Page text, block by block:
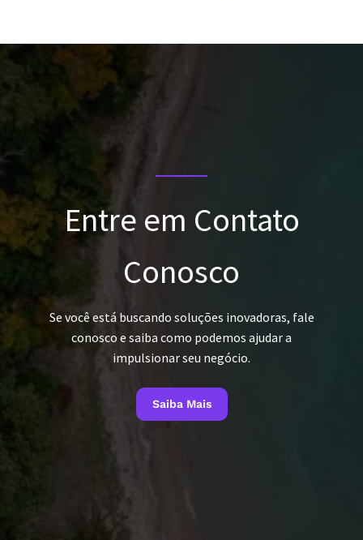
Entre em Contato
Conosco
Se você está buscando soluções inovadoras, fale
conosco e saiba como podemos ajudar a
impulsionar seu negócio.
Saiba Mais